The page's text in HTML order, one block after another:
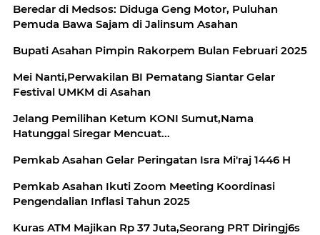
Beredar di Medsos: Diduga Geng Motor, Puluhan
Pemuda Bawa Sajam di Jalinsum Asahan
Bupati Asahan Pimpin Rakorpem Bulan Februari 2025
Mei Nanti,Perwakilan BI Pematang Siantar Gelar
Festival UMKM di Asahan
Jelang Pemilihan Ketum KONI Sumut,Nama
Hatunggal Siregar Mencuat...
Pemkab Asahan Gelar Peringatan Isra Mi'raj 1446 H
Pemkab Asahan Ikuti Zoom Meeting Koordinasi
Pengendalian Inflasi Tahun 2025
Kuras ATM Majikan Rp 37 Juta,Seorang PRT Diringj6s